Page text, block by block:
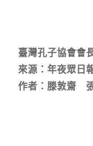
臺灣孔子協會會
來源：年夜眾日
作者：滕敦齋